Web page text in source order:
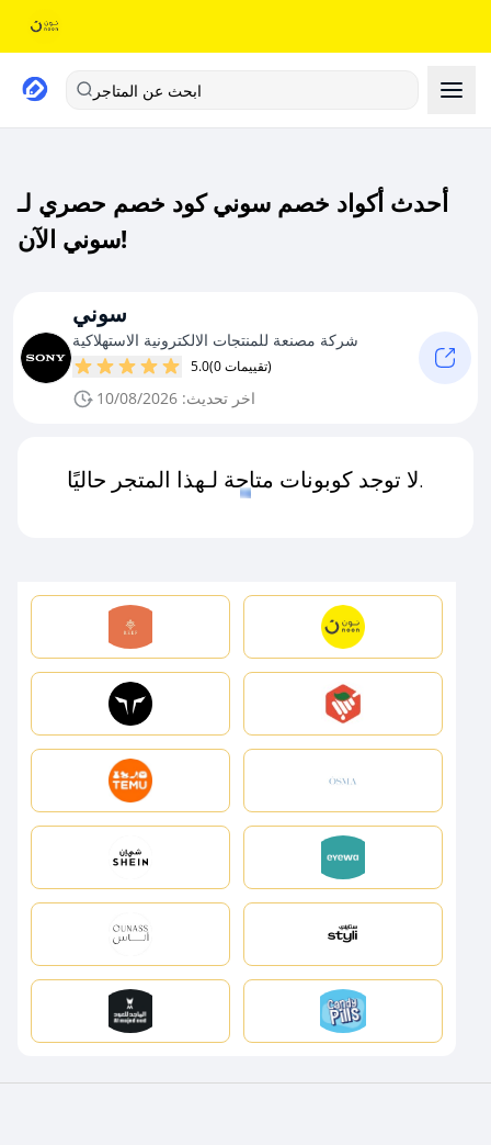
ابحث عن المتاجر
أحدث أكواد خصم سوني كود خصم حصري لـ
سوني الآن!
سوني
شركة مصنعة للمنتجات الالكترونية الاستهلاكية
5.0 (0 تقييمات)
اخر تحديث: 10/08/2026
لا توجد كوبونات متاحة لـهذا المتجر حاليًا.